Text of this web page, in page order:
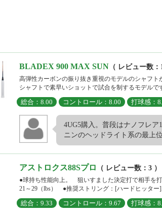
BLADEX 900 MAX SUN （ レビュー数：
高弾性カーボンの振り抜き重視のモデルのシャフ
シャフトで素早いショットで試合を制するモデルで
総合：8.00 コントロール：8.00 打球感：
4UG5購入。普段はナノフレア
ニンのヘッドライト系の最上位
アストロクス88Sプロ （ レビュー数：3 ）
●球持ち性能向上。 狙いすました決定打で相手を
21～29（lbs） ●推奨ストリング：[ハードヒッター]
総合：9.33 コントロール：9.67 打球感：